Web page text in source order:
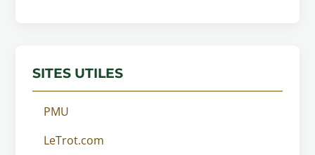
SITES UTILES
PMU
LeTrot.com